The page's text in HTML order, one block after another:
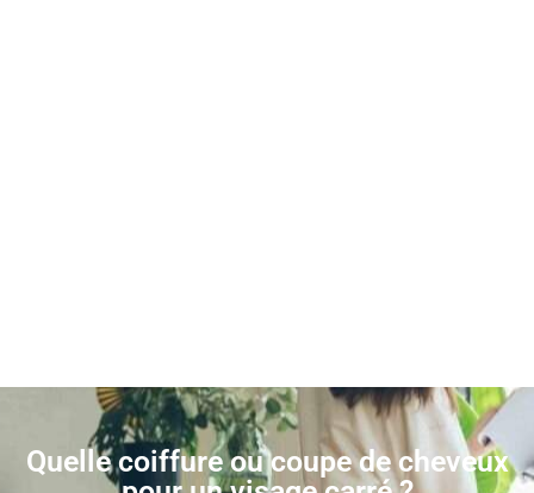
Quelle coiffure ou coupe de cheveux